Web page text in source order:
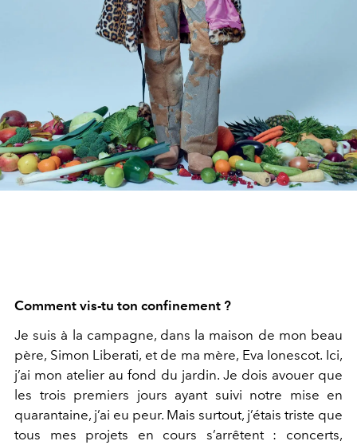
Comment vis-tu ton confinement ?
Je suis à la campagne, dans la maison de mon beau
père, Simon Liberati, et de ma mère, Eva Ionescot. Ici,
j’ai mon atelier au fond du jardin. Je dois avouer que
les trois premiers jours ayant suivi notre mise en
quarantaine, j’ai eu peur. Mais surtout, j’étais triste que
tous mes projets en cours s’arrêtent : concerts,